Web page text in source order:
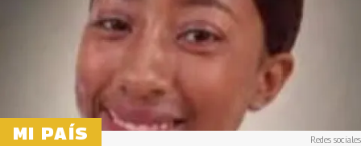
MI PAÍS Redes sociales